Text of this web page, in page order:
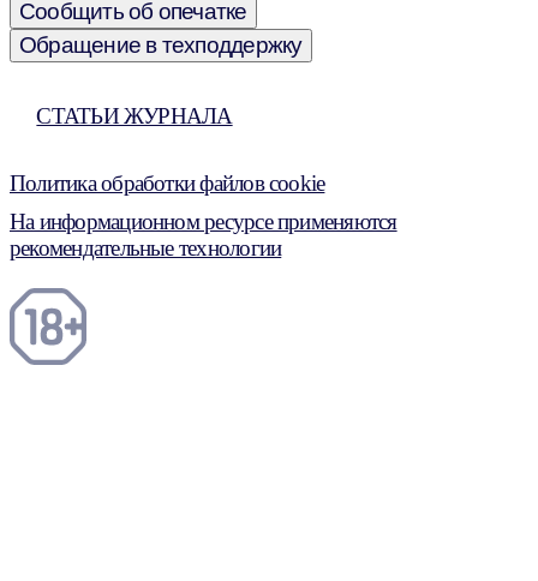
Сообщить об опечатке
Обращение в техподдержку
СТАТЬИ ЖУРНАЛА
Политика обработки файлов cookie
На информационном ресурсе применяются
рекомендательные технологии